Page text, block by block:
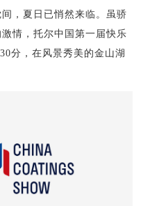
，夏日已悄然来临。虽骄
情，托尔中国第一届快乐
分，在风景秀美的金山湖